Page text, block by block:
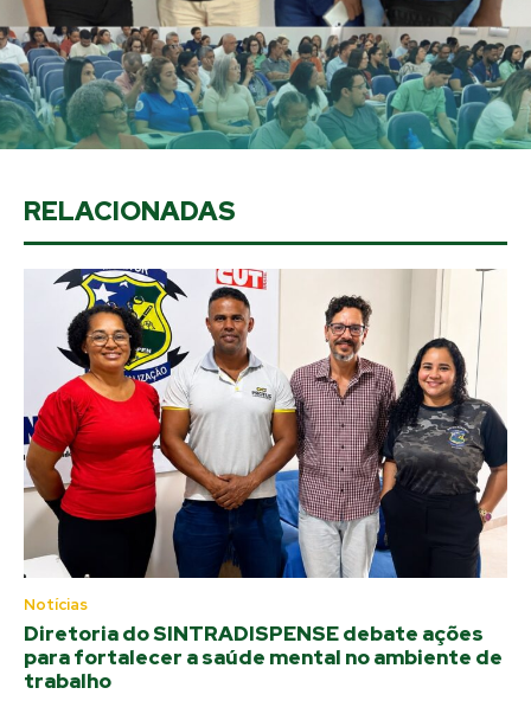
RELACIONADAS
Notícias
Diretoria do SINTRADISPENSE debate ações
para fortalecer a saúde mental no ambiente de
trabalho